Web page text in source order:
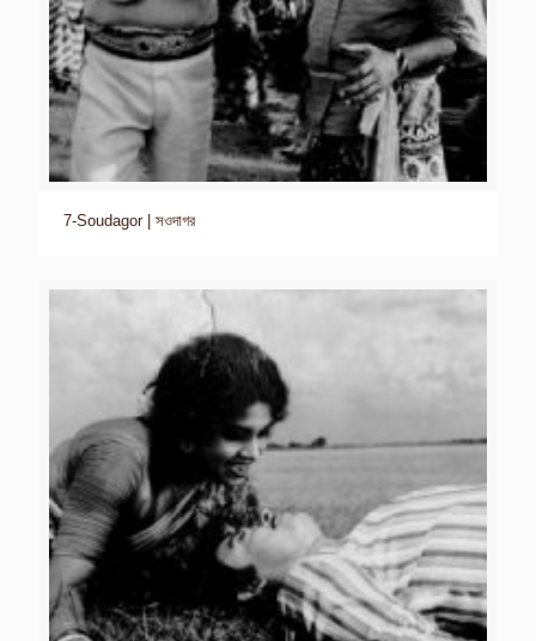
7-Soudagor | সওদাগর